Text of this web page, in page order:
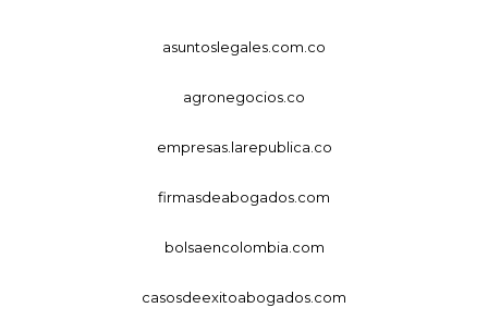
asuntoslegales.com.co
agronegocios.co
empresas.larepublica.co
firmasdeabogados.com
bolsaencolombia.com
casosdeexitoabogados.com